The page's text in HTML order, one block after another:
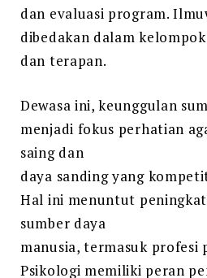
dan evaluasi program.
dibedakan dalam
dan terapan.
Dewasa ini, keunggulan
menjadi fokus perhatian
saing dan
daya sanding yang
Hal ini menuntut
sumber daya
manusia, termasuk profesi
Psikologi memiliki peran